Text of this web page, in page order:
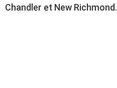
Chandler et New Richmond.